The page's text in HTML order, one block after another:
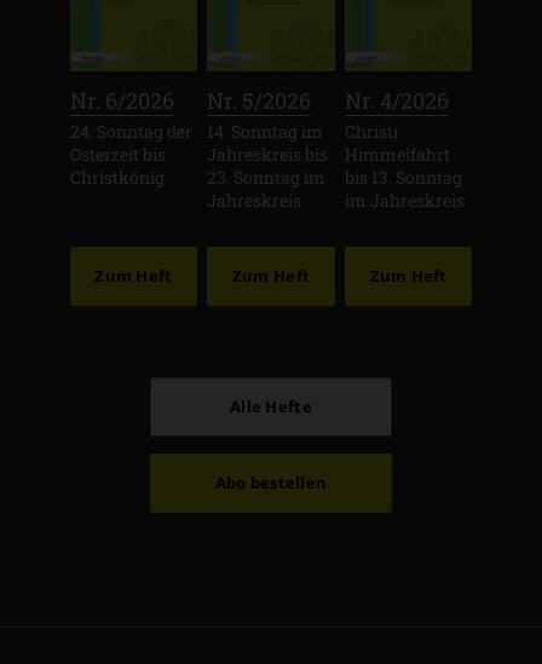
Nr. 6/2026
24. Sonntag der
Osterzeit bis
Christkönig
Zum Heft
Nr. 5/2026
14. Sonntag im
Jahreskreis bis
23. Sonntag im
Jahreskreis
Zum Heft
Nr. 4/2026
Christi
Himmelfahrt
bis 13. Sonntag
im Jahreskreis
Zum Heft
Alle Hefte
Abo bestellen